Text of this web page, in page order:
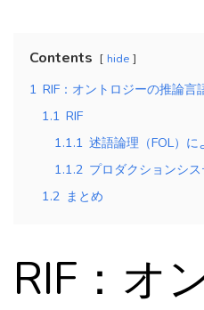
Contents hide
1 RIF：オントロジーの推論言
1.1 RIF
1.1.1 述語論理（FOL）に
1.1.2 プロダクションシ
1.2 まとめ
RIF：オ